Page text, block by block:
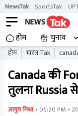
NewsTak SportsTak
होम चुनाव
होम भारत Tak
Canada की
तुलना Russia
आयुष मिश्रा • 05:20 PM •